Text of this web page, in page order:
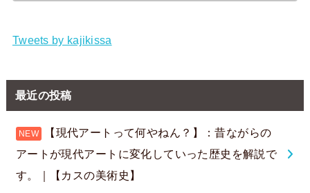
Tweets by kajikissa
最近の投稿
【現代アートって何やねん？】：昔ながらの
アートが現代アートに変化していった歴史を解説で
す。｜【カスの美術史】